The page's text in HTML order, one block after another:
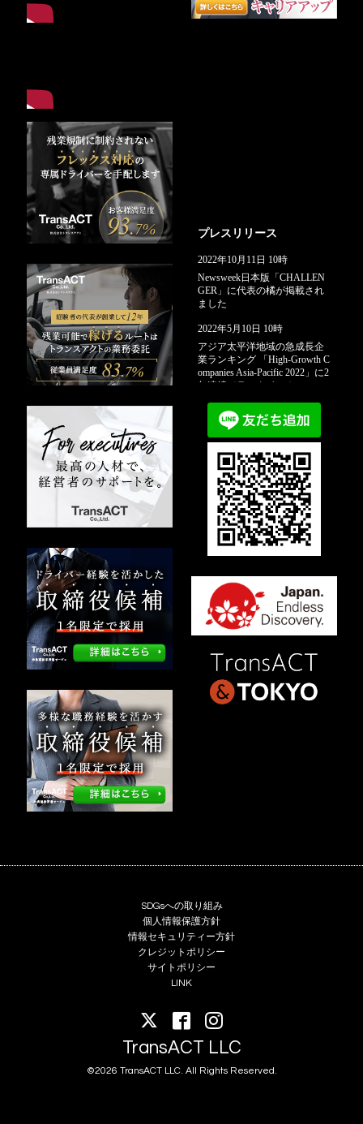
SDGsへの取り組み
個人情報保護方針
情報セキュリティー方針
クレジットポリシー
サイトポリシー
LINK
TransACT LLC
©2026 TransACT LLC. All Rights Reserved.